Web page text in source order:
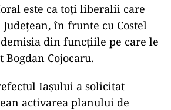
este ca toţi liberalii care
în frunte cu Costel
din funcţiile pe care le
Bogdan Cojocaru.
Iaşului a solicitat
activarea planului de